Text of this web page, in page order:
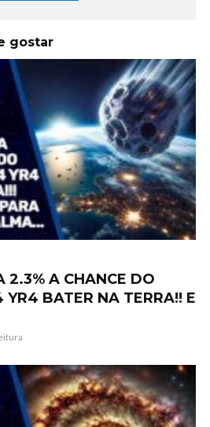
gostar
2.3% A CHANCE DO
BATER NA TERRA!! E